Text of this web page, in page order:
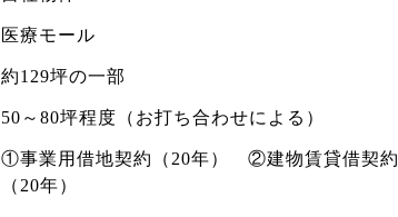
医療モール
約129坪の一部
50～80坪程度（お打ち合わせによる）
①事業用借地契約（20年） ②建物賃貸借契約
（20年）